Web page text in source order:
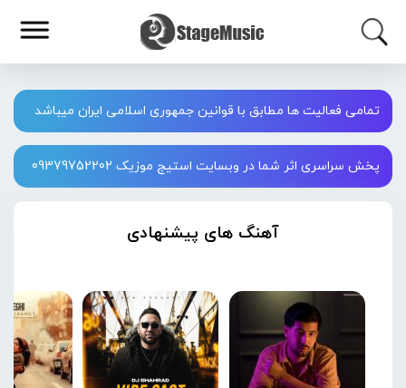
تمامی فعالیت ها مطابق با قوانین جمهوری اسلامی ایران میباشد
پخش سراسری اثر شما در وبسایت استیج موزیک 09379752202
آهنگ های پیشنهادی